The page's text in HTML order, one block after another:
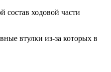
состав ходовой части
втулки из-за которых в